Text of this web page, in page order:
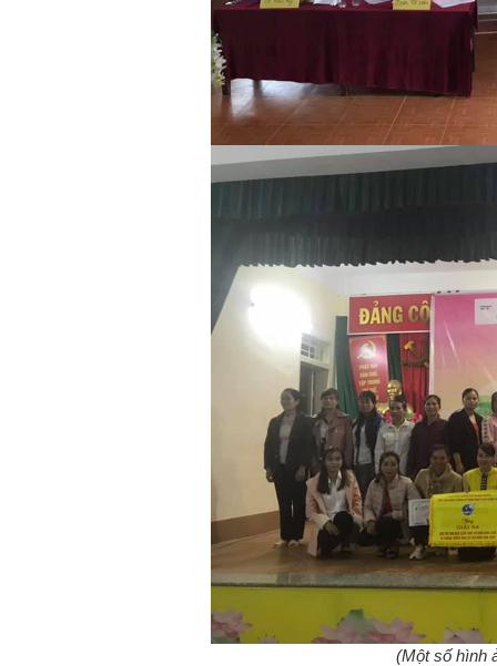
(Một số hình